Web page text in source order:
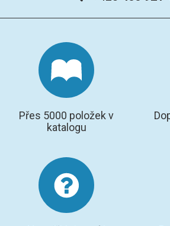
Přes 5000 položek v
katalogu